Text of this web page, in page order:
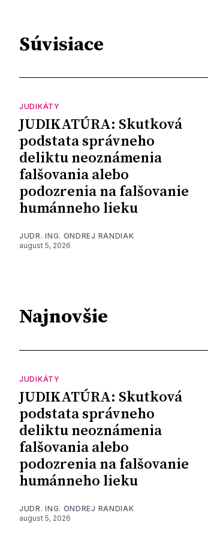
Súvisiace
JUDIKÁTY
JUDIKATÚRA: Skutková
podstata správneho
deliktu neoznámenia
falšovania alebo
podozrenia na falšovanie
humánneho lieku
JUDR. ING. ONDREJ RANDIAK
august 5, 2026
Najnovšie
JUDIKÁTY
JUDIKATÚRA: Skutková
podstata správneho
deliktu neoznámenia
falšovania alebo
podozrenia na falšovanie
humánneho lieku
JUDR. ING. ONDREJ RANDIAK
august 5, 2026